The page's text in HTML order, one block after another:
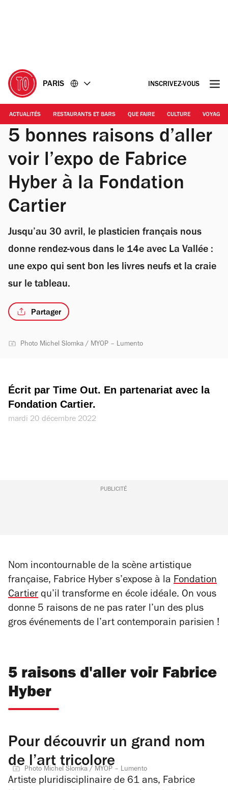
PARIS INSCRIVEZ-VOUS
ACTUALITÉS RESTAURANTS ET BARS QUE FAIRE CULTURE VOYAGE
5 bonnes raisons d’aller
voir l’expo de Fabrice
Hyber à la Fondation
Cartier
Jusqu’au 30 avril, le plasticien français nous
donne rendez-vous dans le 14e avec La Vallée :
une expo qui sent bon les livres neufs et la craie
sur le tableau.
Partager
Photo Michel Slomka / MYOP – Lumento
Écrit par Time Out. En partenariat avec la
Fondation Cartier.
mardi 20 décembre 2022
PUBLICITÉ
Nom incontournable de la scène artistique
française, Fabrice Hyber s’expose à la Fondation
Cartier qu’il transforme en école idéale. On vous
donne 5 raisons de ne pas rater l’un des plus
gros événements de l’art contemporain parisien !
5 raisons d'aller voir Fabrice
Hyber
Pour découvrir un grand nom
de l’art tricolore
Photo Michel Slomka / MYOP – Lumento
Artiste pluridisciplinaire de 61 ans, Fabrice